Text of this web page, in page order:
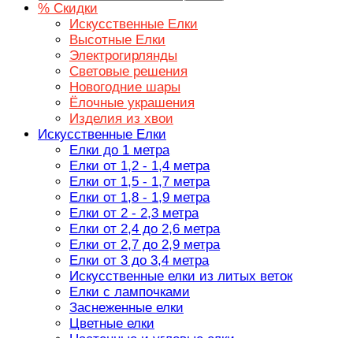
% Скидки
Искусственные Елки
Высотные Елки
Электрогирлянды
Световые решения
Новогодние шары
Ёлочные украшения
Изделия из хвои
Искусственные Елки
Елки до 1 метра
Елки от 1,2 - 1,4 метра
Елки от 1,5 - 1,7 метра
Елки от 1,8 - 1,9 метра
Елки от 2 - 2,3 метра
Елки от 2,4 до 2,6 метра
Елки от 2,7 до 2,9 метра
Елки от 3 до 3,4 метра
Искусственные елки из литых веток
Елки с лампочками
Заснеженные елки
Цветные елки